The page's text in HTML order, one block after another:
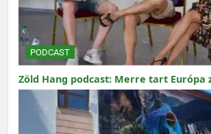
PODCAST
Zöld Hang podcast: Merre tart Európa